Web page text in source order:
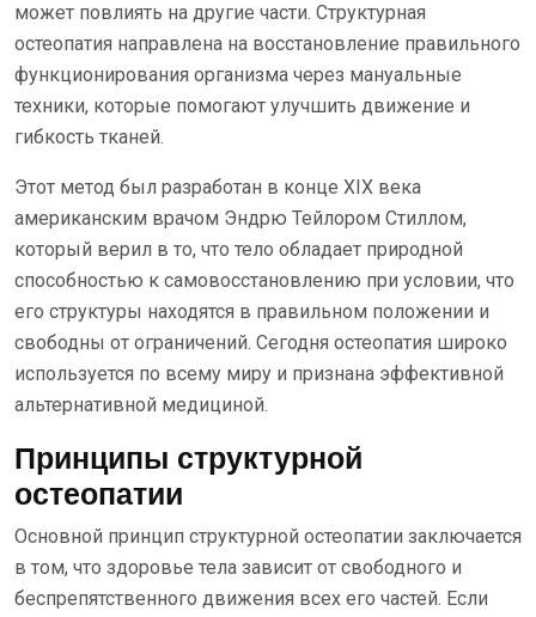
может повлиять на другие части. Структурная
остеопатия направлена на восстановление правильного
функционирования организма через мануальные
техники, которые помогают улучшить движение и
гибкость тканей.
Этот метод был разработан в конце XIX века
американским врачом Эндрю Тейлором Стиллом,
который верил в то, что тело обладает природной
способностью к самовосстановлению при условии, что
его структуры находятся в правильном положении и
свободны от ограничений. Сегодня остеопатия широко
используется по всему миру и признана эффективной
альтернативной медициной.
Принципы структурной
остеопатии
Основной принцип структурной остеопатии заключается
в том, что здоровье тела зависит от свободного и
беспрепятственного движения всех его частей. Если